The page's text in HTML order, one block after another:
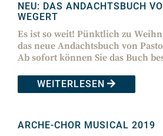
NEU: DAS ANDACHTSBUCH
WEGERT
Es ist so weit! Pünktlich zu
das neue Andachtsbuch von
Ab sofort können Sie das Buch
WEITERLESEN
ARCHE-CHOR MUSICAL 2019